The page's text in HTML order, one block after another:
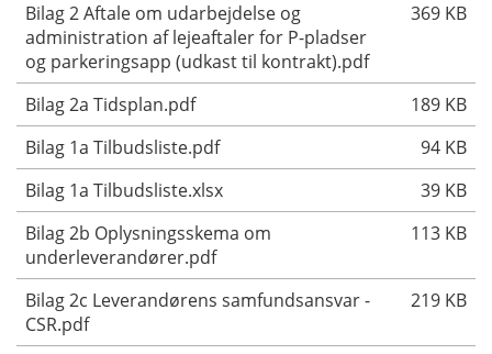
Bilag 2 Aftale om udarbejdelse og
administration af lejeaftaler for P-pladser
og parkeringsapp (udkast til kontrakt).pdf
369 KB
Bilag 2a Tidsplan.pdf
189 KB
Bilag 1a Tilbudsliste.pdf
94 KB
Bilag 1a Tilbudsliste.xlsx
39 KB
Bilag 2b Oplysningsskema om
underleverandører.pdf
113 KB
Bilag 2c Leverandørens samfundsansvar -
CSR.pdf
219 KB